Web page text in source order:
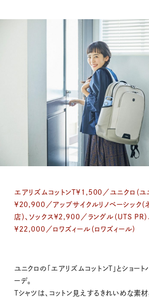
エアリズムコットンT¥1,500／ユニクロ（ユ
¥20,900／アップサイクルリノベーシック（
店）、ソックス¥2,900／ラングル（UTS PR）
¥22,000／ロワズィール（ロワズィール)
ユニクロの「エアリズムコットンT」とショー
ーデ。
Tシャツは、コットン見えするきれいめな素材